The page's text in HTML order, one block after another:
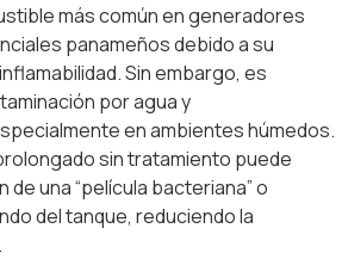
más común en generadores
panameños debido a su
Sin embargo, es
por agua y
en ambientes húmedos.
sin tratamiento puede
una “película bacteriana” o
del tanque, reduciendo la